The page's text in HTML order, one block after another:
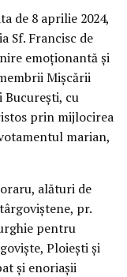
de 8 aprilie 2024,
Sf. Francisc de
emoționantă și
Mișcării
București, cu
prin mijlocirea
marian,
alături de
pr.
pentru
Ploiești și
și enoriașii